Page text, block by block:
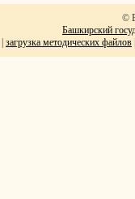
©
Башкирский
загрузка методических файлов